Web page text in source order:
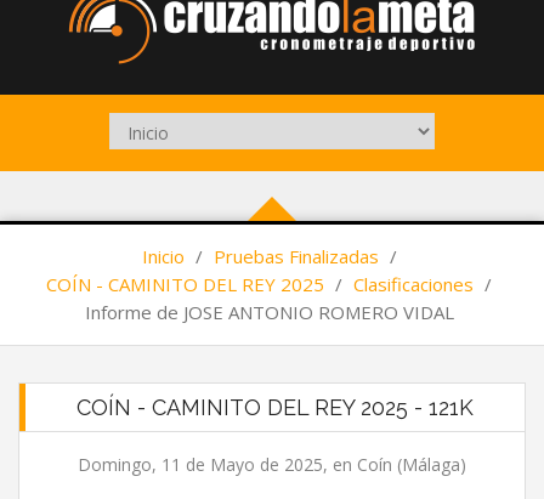
Inicio / Pruebas Finalizadas /
COÍN - CAMINITO DEL REY 2025 / Clasificaciones /
Informe de JOSE ANTONIO ROMERO VIDAL
COÍN - CAMINITO DEL REY 2025 - 121K
Domingo, 11 de Mayo de 2025, en Coín (Málaga)